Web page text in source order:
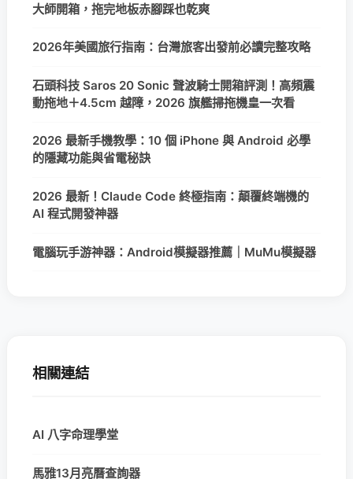
大師開箱，拖完地板赤腳踩也乾爽
2026年美國旅行指南：台灣旅客出發前必讀完整攻略
石頭科技 Saros 20 Sonic 聲波騎士開箱評測！高頻震
動拖地＋4.5cm 越障，2026 旗艦掃拖機皇一次看
2026 最新手機教學：10 個 iPhone 與 Android 必學
的隱藏功能與省電秘訣
2026 最新！Claude Code 終極指南：顛覆終端機的
AI 程式開發神器
電腦玩手游神器：Android模擬器推薦｜MuMu模擬器
相關連結
AI 八字命理學堂
馬雅13月亮曆查詢器